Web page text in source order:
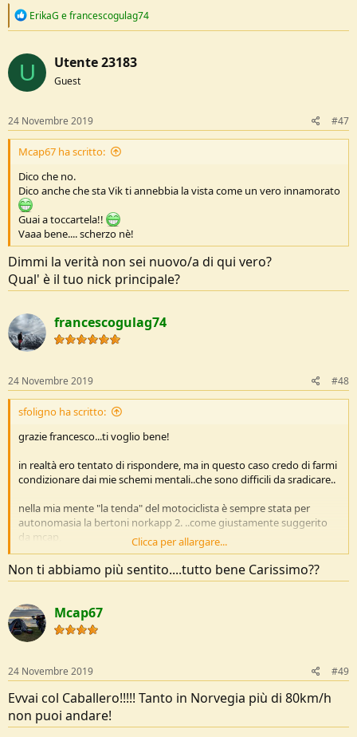
R
c
i
o
s
:
ErikaG efrancescogulag74
U Utente 23183
Guest
24 Novembre 2019 #47
Mcap67 ha scritto:
Dico che no.
Dico anche che sta Vik ti annebbia la vista come un vero innamorato
Guai a toccartela!!
Vaaa bene.... scherzo nè!
Dimmi la verità non sei nuovo/a di qui vero?
Qual' è il tuo nick principale?
francescogulag74
24 Novembre 2019 #48
sfoligno ha scritto:
grazie francesco...ti voglio bene!
in realtà ero tentato di rispondere, ma in questo caso credo di farmi
condizionare dai mie schemi mentali..che sono difficili da sradicare..
nella mia mente "la tenda" del motociclista è sempre stata per
autonomasia la bertoni norkapp 2. ..come giustamente suggerito
da mcap,
se poi ci devi andare a caponord, il conto è presto fatto!
è la tenda del motociclista che viaggia per il mondo, perchè è la
freddo, dal ventilato al piovoso,,, con la nordkapp affronti tutto, in
più e semplice da montare e personalizzare , anch'io spesso la uso
con paleria in alluminio, si possono aggiungere tiranti anche sotto il
elastici , chiudere e aprire bocchette o porte di ingresso a
piacimento...
ok.. pesa dai 3 ai 4 Kg a seconda di come te la personalizzi, però,
mica te la porti sulla schiena..
Clicca per allargare...
Non ti abbiamo più sentito....tutto bene Carissimo??
Mcap67
24 Novembre 2019 #49
Evvai col Caballero!!!!! Tanto in Norvegia più di 80km/h
non puoi andare!